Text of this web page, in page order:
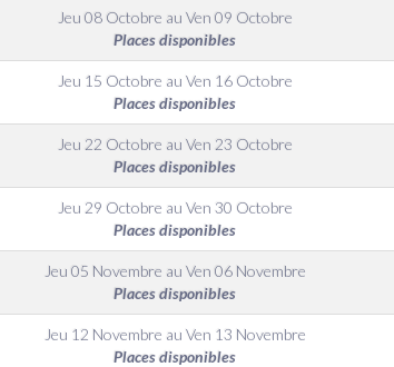
Jeu 08 Octobre au Ven 09 Octobre
Places disponibles
Jeu 15 Octobre au Ven 16 Octobre
Places disponibles
Jeu 22 Octobre au Ven 23 Octobre
Places disponibles
Jeu 29 Octobre au Ven 30 Octobre
Places disponibles
Jeu 05 Novembre au Ven 06 Novembre
Places disponibles
Jeu 12 Novembre au Ven 13 Novembre
Places disponibles